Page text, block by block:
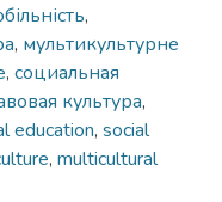
,
, мультикультурне
, социальная
культура,
education, social
, multicultural